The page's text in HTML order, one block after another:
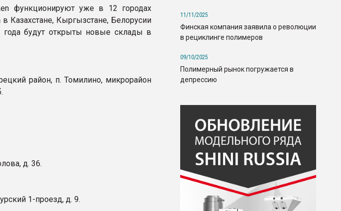
функционируют уже в 12 городах
Казахстане, Кыргызстане, Белорусии
года будут открыты новые склады в
район, п. Томилино, микрорайон
д. 36.
1-проезд, д. 9.
11/11/2025
Финская компания заявила о революции
в рециклинге полимеров
09/10/2025
Полимерный рынок погружается в
депрессию